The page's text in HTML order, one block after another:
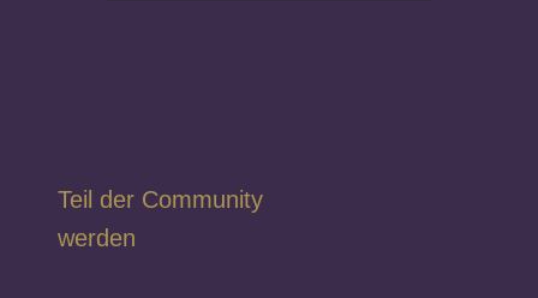
Teil der Community
werden